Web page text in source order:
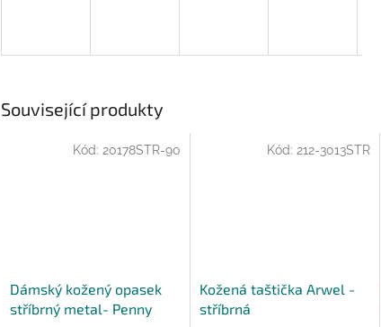
R
M
Související produkty
Dámský kožený opasek
stříbrný metal- Penny
Kód: 20178STR-90
Kožená taštička Arwel -
stříbrná
Kód: 212-3013STR